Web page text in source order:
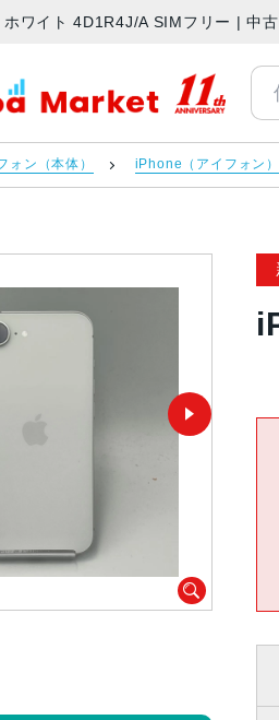
ワイト 4D1R4J/A SIMフリー | 中
ォン（本体） iPhone（アイフォン